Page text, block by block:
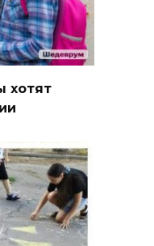
хотят